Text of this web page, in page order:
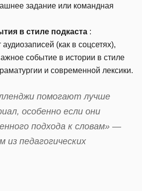
задание или командная
в стиле подкаста :
(как в соцсетях),
событие в истории в стиле
и современной лексики.
помогают лучше
особенно если они
подхода к словам» —
из педагогических